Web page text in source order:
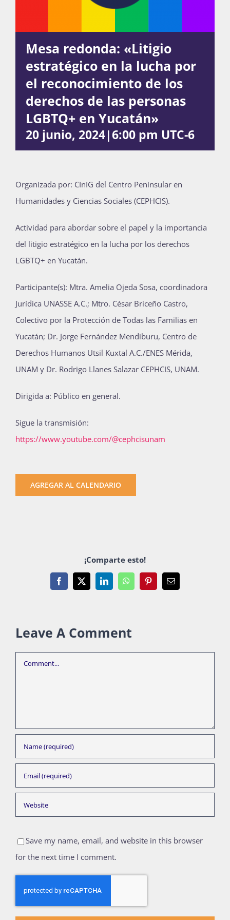
La Boletina
Blog
Súmate
Publicaciones
Bienvenida generación 2027-1
Mesa redonda: «Litigio
estratégico en la lucha por
el reconocimiento de los
derechos de las personas
LGBTQ+ en Yucatán»
20 junio, 2024|6:00 pm UTC-6
Organizada por: CInIG del Centro Peninsular en
Humanidades y Ciencias Sociales (CEPHCIS).
Actividad para abordar sobre el papel y la importancia
del litigio estratégico en la lucha por los derechos
LGBTQ+ en Yucatán.
Participante(s): Mtra. Amelia Ojeda Sosa, coordinadora
Jurídica UNASSE A.C.; Mtro. César Briceño Castro,
Colectivo por la Protección de Todas las Familias en
Yucatán; Dr. Jorge Fernández Mendiburu, Centro de
Derechos Humanos Utsil Kuxtal A.C./ENES Mérida,
UNAM y Dr. Rodrigo Llanes Salazar CEPHCIS, UNAM.
Dirigida a: Público en general.
Sigue la transmisión:
https://www.youtube.com/@cephcisunam
AGREGAR AL CALENDARIO
¡Comparte esto!
Facebook
X LinkedInWhatsAppPinterestEmail
Leave A Comment
Comment
Save my name, email, and website in this browser
for the next time I comment.